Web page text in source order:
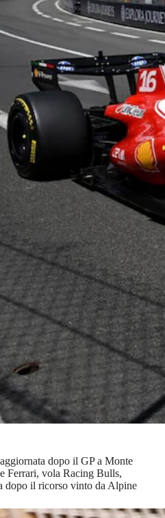
dopo il GP a Monte
Ferrari, vola Racing Bulls,
dopo il ricorso vinto da Alpine